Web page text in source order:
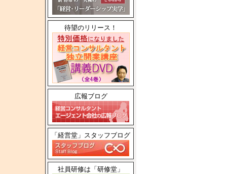
待望のリリース！
広報ブログ
「経営堂」スタッフブログ
社員研修は「研修堂」